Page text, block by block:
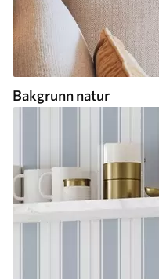
Bakgrunn natur